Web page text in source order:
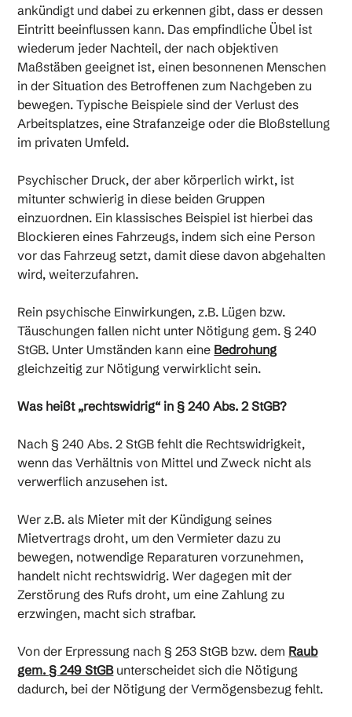
Welche Verteidigungschancen gibt es?
Anzeige wegen Nötigung - was passiert jetzt?
ankündigt und dabei zu erkennen gibt, dass er dessen
Eintritt beeinflussen kann. Das empfindliche Übel ist
wiederum jeder Nachteil, der nach objektiven
Maßstäben geeignet ist, einen besonnenen Menschen
in der Situation des Betroffenen zum Nachgeben zu
bewegen. Typische Beispiele sind der Verlust des
Arbeitsplatzes, eine Strafanzeige oder die Bloßstellung
im privaten Umfeld.
Psychischer Druck, der aber körperlich wirkt, ist
mitunter schwierig in diese beiden Gruppen
einzuordnen. Ein klassisches Beispiel ist hierbei das
Blockieren eines Fahrzeugs, indem sich eine Person
vor das Fahrzeug setzt, damit diese davon abgehalten
wird, weiterzufahren.
Rein psychische Einwirkungen, z.B. Lügen bzw.
Täuschungen fallen nicht unter Nötigung gem. § 240
StGB. Unter Umständen kann eine Bedrohung
gleichzeitig zur Nötigung verwirklicht sein.
Was heißt „rechtswidrig“ in § 240 Abs. 2 StGB?
Nach § 240 Abs. 2 StGB fehlt die Rechtswidrigkeit,
wenn das Verhältnis von Mittel und Zweck nicht als
verwerflich anzusehen ist.
Wer z.B. als Mieter mit der Kündigung seines
Mietvertrags droht, um den Vermieter dazu zu
bewegen, notwendige Reparaturen vorzunehmen,
handelt nicht rechtswidrig. Wer dagegen mit der
Zerstörung des Rufs droht, um eine Zahlung zu
erzwingen, macht sich strafbar.
Von der Erpressung nach § 253 StGB bzw. dem Raub
gem. § 249 StGBunterscheidet sich die Nötigung
dadurch, bei der Nötigung der Vermögensbezug fehlt.